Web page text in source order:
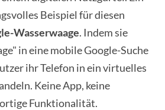
Beispiel für diesen
Wasserwaage. Indem sie
in eine mobile Google-Suche
ihr Telefon in ein virtuelles
Keine App, keine
Funktionalität.